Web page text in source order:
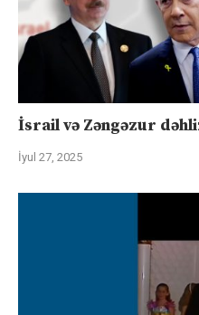
İsrail və Zəngəzur
İyul 27, 2025